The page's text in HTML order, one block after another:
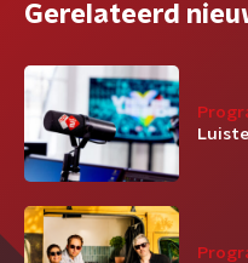
Gerelateerd